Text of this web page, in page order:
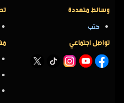
وسائط متعددة
كتب
تواصل اجتماعي